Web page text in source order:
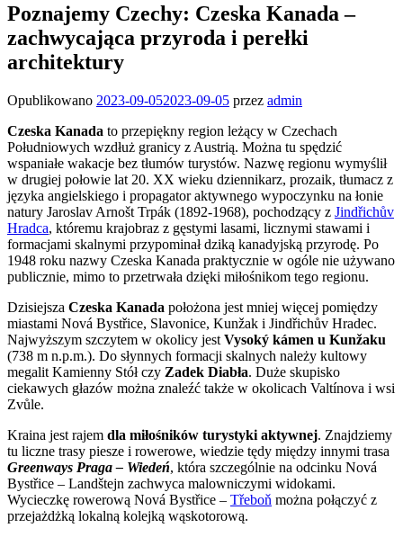
Poznajemy Czechy: Czeska Kanada –
zachwycająca przyroda i perełki
architektury
Opublikowano 2023-09-052023-09-05 przez admin
Czeska Kanada to przepiękny region leżący w Czechach
Południowych wzdłuż granicy z Austrią. Można tu spędzić
wspaniałe wakacje bez tłumów turystów. Nazwę regionu wymyślił
w drugiej połowie lat 20. XX wieku dziennikarz, prozaik, tłumacz z
języka angielskiego i propagator aktywnego wypoczynku na łonie
natury Jaroslav Arnošt Trpák (1892-1968), pochodzący z Jindřichův
Hradca, któremu krajobraz z gęstymi lasami, licznymi stawami i
formacjami skalnymi przypominał dziką kanadyjską przyrodę. Po
1948 roku nazwy Czeska Kanada praktycznie w ogóle nie używano
publicznie, mimo to przetrwała dzięki miłośnikom tego regionu.
Dzisiejsza Czeska Kanada położona jest mniej więcej pomiędzy
miastami Nová Bystřice, Slavonice, Kunžak i Jindřichův Hradec.
Najwyższym szczytem w okolicy jest Vysoký kámen u Kunžaku
(738 m n.p.m.). Do słynnych formacji skalnych należy kultowy
megalit Kamienny Stół czy Zadek Diabła. Duże skupisko
ciekawych głazów można znaleźć także w okolicach Valtínova i wsi
Zvůle.
Kraina jest rajem dla miłośników turystyki aktywnej. Znajdziemy
tu liczne trasy piesze i rowerowe, wiedzie tędy między innymi trasa
Greenways Praga – Wiedeń, która szczególnie na odcinku Nová
Bystřice – Landštejn zachwyca malowniczymi widokami.
Wycieczkę rowerową Nová Bystřice – Třeboň można połączyć z
przejażdżką lokalną kolejką wąskotorową.